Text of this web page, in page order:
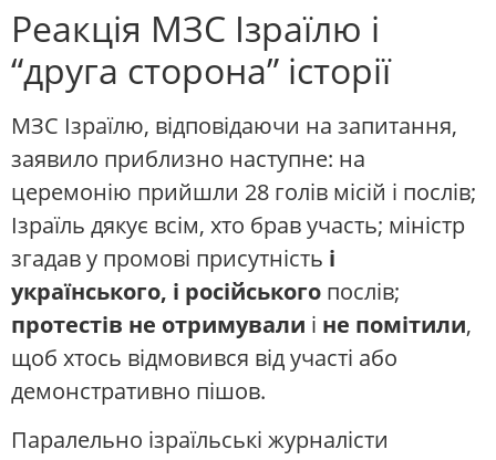
Реакція МЗС Ізраїлю і
“друга сторона” історії
МЗС Ізраїлю, відповідаючи на запитання,
заявило приблизно наступне: на
церемонію прийшли 28 голів місій і послів;
Ізраїль дякує всім, хто брав участь; міністр
згадав у промові присутність і
українського, і російського послів;
протестів не отримували і не помітили,
щоб хтось відмовився від участі або
демонстративно пішов.
Паралельно ізраїльські журналісти